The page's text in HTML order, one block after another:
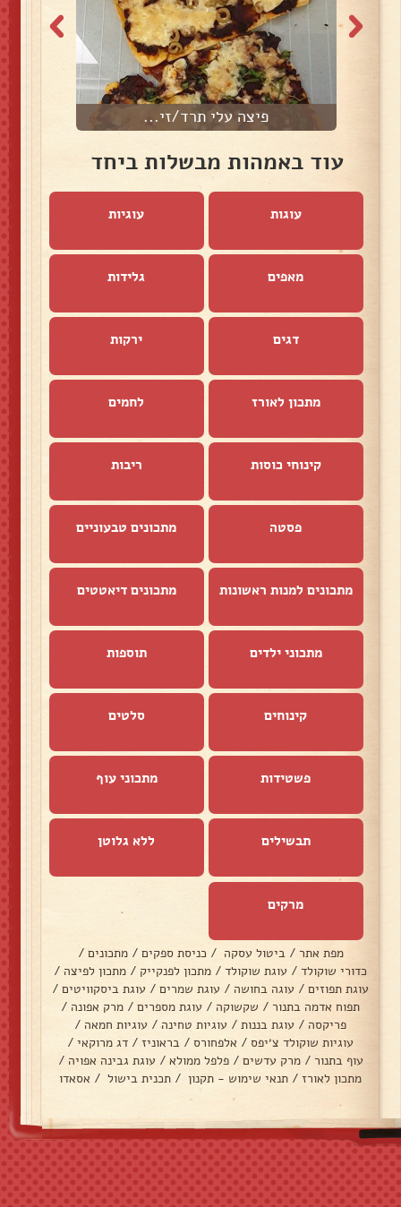
פיצה עלי תרד/זי...
עוד באמהות מבשלות ביחד
עוגות עוגיות
מאפים גלידות
דגים ירקות
מתכון לאורז לחמים
קינוחי כוסות ריבות
פסטה מתכונים טבעוניים
מתכונים למנות ראשונות מתכונים דיאטטים
מתכוני ילדים תוספות
קינוחים סלטים
פשטידות מתכוני עוף
תבשילים ללא גלוטן
מרקים
מפת אתר / ביטול עסקה / כניסת ספקים / מתכונים /
כדורי שוקולד / עוגת שוקולד / מתכון לפנקייק / מתכון לפיצה /
עוגת תפוזים / עוגה בחושה / עוגת שמרים / עוגת ביסקוויטים /
תפוח אדמה בתנור / שקשוקה / עוגת מספרים / מרק אפונה /
פריקסה / עוגת בננות / עוגיות טחינה / עוגיות חמאה /
עוגיות שוקולד צ׳יפס / אלפחורס / בראוניז / דג מרוקאי /
עוף בתנור / מרק עדשים / פלפל ממולא / עוגת גבינה אפויה /
מתכון לאורז / תנאי שימוש - תקנון / תכנית בישול / אסאדו